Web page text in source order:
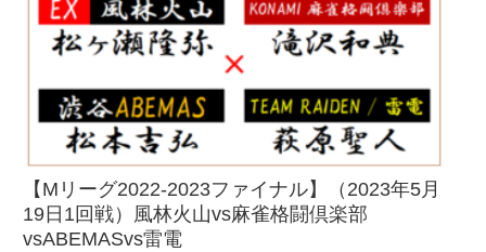
【Mリーグ2022-2023ファイナル】（2023年5月
19日1回戦）風林火山vs麻雀格闘倶楽部
vsABEMASvs雷電